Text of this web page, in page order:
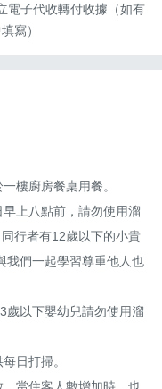
電子代收轉付收據（如有
寫）
樓廚房餐桌用餐。
上八點前，請勿使用溜
行者有12歲以下的小貴
我們一起學習尊重他人也
歲以下嬰幼兒請勿使用溜
日打掃。
當住客人數增加時，也